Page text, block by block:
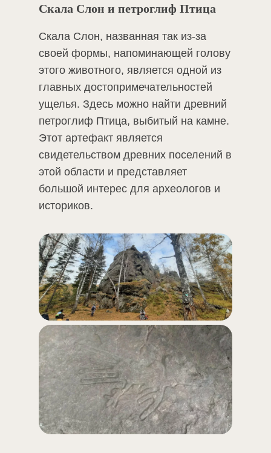
Скала Слон и петроглиф Птица
Скала Слон, названная так из-за
своей формы, напоминающей голову
этого животного, является одной из
главных достопримечательностей
ущелья. Здесь можно найти древний
петроглиф Птица, выбитый на камне.
Этот артефакт является
свидетельством древних поселений в
этой области и представляет
большой интерес для археологов и
историков​.